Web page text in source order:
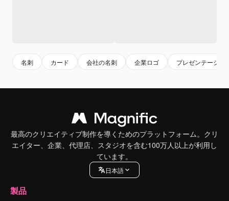
名刺 カード 会社の名刺 企業ロゴ プレゼンテーショ
最高のクリエイティブ制作を導くためのプラットフォーム。クリ
エイター、企業、代理店、スタジオを含む100万人以上が利用し
ています。
日本語
製品